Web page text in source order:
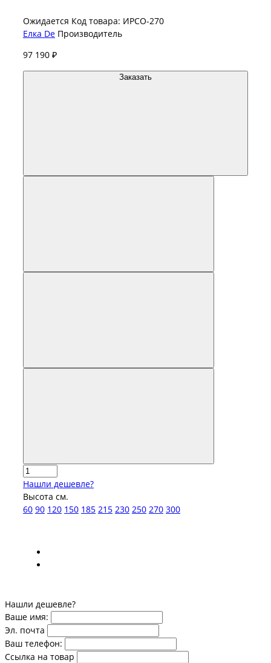
Ожидается Код товара: ИРСО-270
Елка De Производитель
97 190 ₽
Заказать
Нашли дешевле?
Высота см.
60 90 120 150 185 215 230 250 270 300
Нашли дешевле?
Ваше имя:
Эл. почта
Ваш телефон:
Ссылка на товар